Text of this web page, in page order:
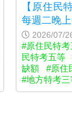
【原住民
每週二晚
2026/07/
#原住民特
民特考五等
缺額
#原住
#地方特考三